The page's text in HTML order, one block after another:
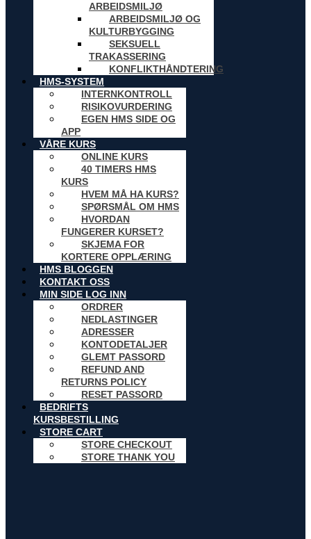
ARBEIDSMILJØ
ARBEIDSMILJØ OG
KULTURBYGGING
SEKSUELL
TRAKASSERING
KONFLIKTHÅNDTERING
HMS-SYSTEM
INTERNKONTROLL
RISIKOVURDERING
EGEN HMS SIDE OG
APP
VÅRE KURS
ONLINE KURS
40 TIMERS HMS
KURS
HVEM MÅ HA KURS?
SPØRSMÅL OM HMS
HVORDAN
FUNGERER KURSET?
SKJEMA FOR
KORTERE OPPLÆRING
HMS BLOGGEN
KONTAKT OSS
MIN SIDE LOG INN
ORDRER
NEDLASTINGER
ADRESSER
KONTODETALJER
GLEMT PASSORD
REFUND AND
RETURNS POLICY
RESET PASSORD
BEDRIFTS
KURSBESTILLING
STORE CART
STORE CHECKOUT
STORE THANK YOU